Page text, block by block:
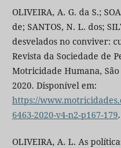
OLIVEIRA, A. G. da S.;
de; SANTOS, N. L. dos;
desvelados no conviver:
Revista da Sociedade de
Motricidade Humana, São
2020. Disponível em:
https://
6463-2020-v4-n2-p167-179
OLIVEIRA, A. L. As